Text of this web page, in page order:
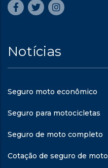
Notícias
Seguro moto econômico
Seguro para motocicletas
Seguro de moto completo
Cotação de seguro de moto